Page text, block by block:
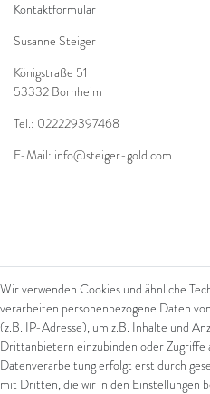
Kontaktformular
Susanne Steiger
Königstraße 51
53332 Bornheim
Tel.: 022229397468
E-Mail: info@steiger-gold.com
Wir verwenden Cookies und ähnliche
verarbeiten personenbezogene Daten
(z.B. IP-Adresse), um z.B. Inhalte und
Drittanbietern einzubinden oder Zugriffe
Datenverarbeitung erfolgt erst durch
mit Dritten, die wir in den Einstellungen